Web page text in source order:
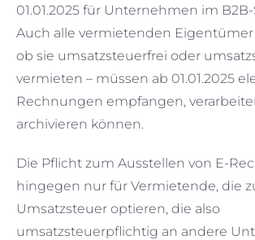
01.01.2025 für Unternehmen im
Auch alle vermietenden Eigentümer
ob sie umsatzsteuerfrei oder
vermieten – müssen ab 01.01.2025
Rechnungen empfangen,
archivieren können.
Die Pflicht zum Ausstellen von E-
hingegen nur für Vermietende, die
Umsatzsteuer optieren, die also
umsatzsteuerpflichtig an andere